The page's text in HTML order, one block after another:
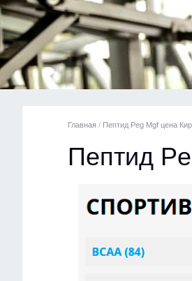
Главная / Пептид Peg Mgf цена
Пептид